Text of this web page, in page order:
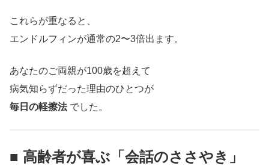
これらが重なると、
エンドルフィンが通常の2〜3倍出ます。
あなたのご両親が100歳を超えて
病気知らずだった理由のひとつが
毎日の軽擦法でした。
■ 高齢者が喜ぶ「会話のささやき」